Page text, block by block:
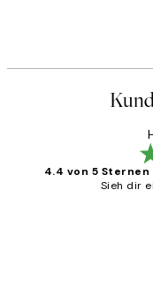
4.4 von 5 Sternen
Sieh dir